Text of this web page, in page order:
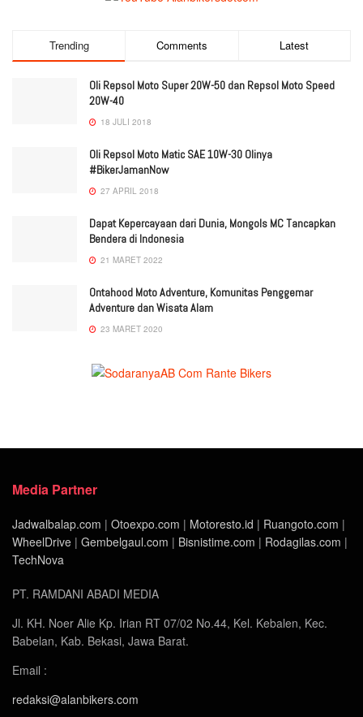
Trending Comments Latest
Oli Repsol Moto Super 20W-50 dan Repsol Moto Speed
20W-40
18 JULI 2018
Oli Repsol Moto Matic SAE 10W-30 Olinya
#BikerJamanNow
27 APRIL 2018
Dapat Kepercayaan dari Dunia, Mongols MC Tancapkan
Bendera di Indonesia
21 MARET 2022
Ontahood Moto Adventure, Komunitas Penggemar
Adventure dan Wisata Alam
23 MARET 2020
Media Partner
Jadwalbalap.com | Otoexpo.com | Motoresto.id | Ruangoto.com |
WheelDrive | Gembelgaul.com | Bisnistime.com | Rodagilas.com |
TechNova
PT. RAMDANI ABADI MEDIA
Jl. KH. Noer Alie Kp. Irian RT 07/02 No.44, Kel. Kebalen, Kec.
Babelan, Kab. Bekasi, Jawa Barat.
Email :
redaksi@alanbikers.com